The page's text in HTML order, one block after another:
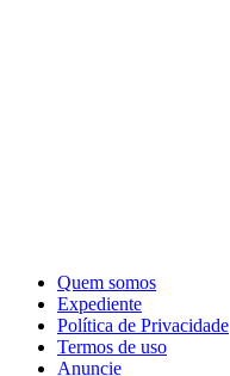
Quem somos
Expediente
Política de Privacidade
Termos de uso
Anuncie